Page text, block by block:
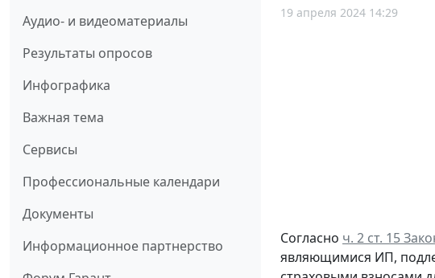
Аудио- и видеоматериалы
Результаты опросов
Инфографика
Важная тема
Сервисы
Профессиональные календари
Документы
Информационное партнерство
19 апреля 2024 14:29
Согласно ч. 2 ст. 15
являющимися ИП,